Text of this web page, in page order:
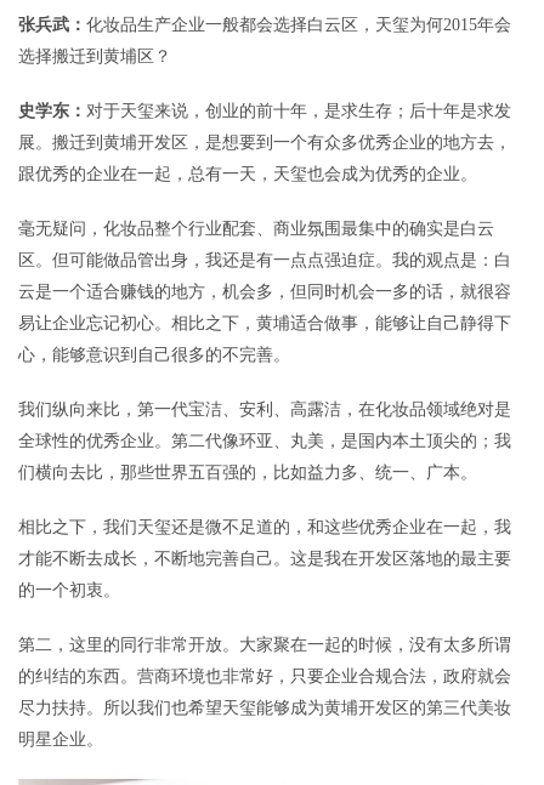
张兵武： 化妆品生产企业一般都会选择白云区，天玺为何2015年会
选择搬迁到黄埔区？
史学东： 对于天玺来说，创业的前十年，是求生存；后十年是求发
展。搬迁到黄埔开发区，是想要到一个有众多优秀企业的地方去，
跟优秀的企业在一起，总有一天，天玺也会成为优秀的企业。
毫无疑问，化妆品整个行业配套、商业氛围最集中的确实是白云
区。但可能做品管出身，我还是有一点点强迫症。我的观点是：白
云是一个适合赚钱的地方，机会多，但同时机会一多的话，就很容
易让企业忘记初心。相比之下，黄埔适合做事，能够让自己静得下
心，能够意识到自己很多的不完善。
我们纵向来比，第一代宝洁、安利、高露洁，在化妆品领域绝对是
全球性的优秀企业。第二代像环亚、丸美，是国内本土顶尖的；我
们横向去比，那些世界五百强的，比如益力多、统一、广本。
相比之下，我们天玺还是微不足道的，和这些优秀企业在一起，我
才能不断去成长，不断地完善自己。这是我在开发区落地的最主要
的一个初衷。
第二，这里的同行非常开放。大家聚在一起的时候，没有太多所谓
的纠结的东西。营商环境也非常好，只要企业合规合法，政府就会
尽力扶持。所以我们也希望天玺能够成为黄埔开发区的第三代美妆
明星企业。